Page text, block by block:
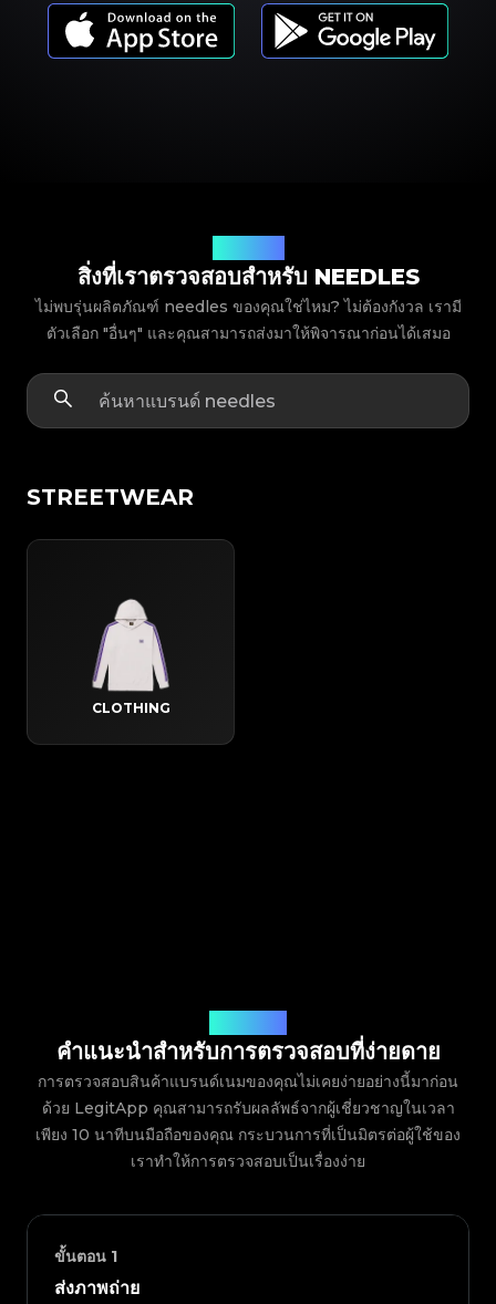
สิ่งที่เราตรวจสอบสำหรับ NEEDLES
ไม่พบรุ่นผลิตภัณฑ์ needles ของคุณใช่ไหม? ไม่ต้องกังวล เรามี
ตัวเลือก "อื่นๆ" และคุณสามารถส่งมาให้พิจารณาก่อนได้เสมอ
STREETWEAR
CLOTHING
คำแนะนำสำหรับการตรวจสอบที่ง่ายดาย
การตรวจสอบสินค้าแบรนด์เนมของคุณไม่เคยง่ายอย่างนี้มาก่อน
ด้วย LegitApp คุณสามารถรับผลลัพธ์จากผู้เชี่ยวชาญในเวลา
เพียง 10 นาทีบนมือถือของคุณ กระบวนการที่เป็นมิตรต่อผู้ใช้ของ
เราทำให้การตรวจสอบเป็นเรื่องง่าย
ขั้นตอน 1
ส่งภาพถ่าย